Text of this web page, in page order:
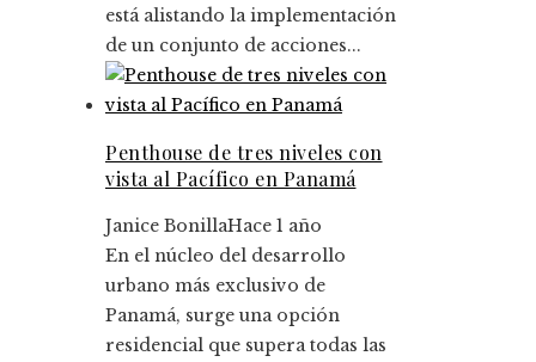
está alistando la implementación
de un conjunto de acciones...
Penthouse de tres niveles con
vista al Pacífico en Panamá
Janice BonillaHace 1 año
En el núcleo del desarrollo
urbano más exclusivo de
Panamá, surge una opción
residencial que supera todas las